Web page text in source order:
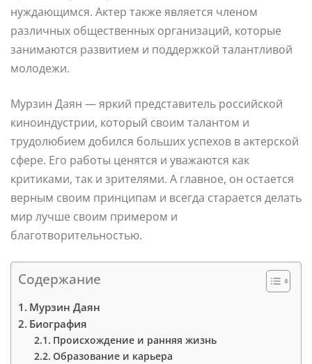
нуждающимся. Актер также является членом
различных общественных организаций, которые
занимаются развитием и поддержкой талантливой
молодежи.
Мурзин Даян — яркий представитель российской
киноиндустрии, который своим талантом и
трудолюбием добился больших успехов в актерской
сфере. Его работы ценятся и уважаются как
критиками, так и зрителями. А главное, он остается
верным своим принципам и всегда старается делать
мир лучше своим примером и
благотворительностью.
Содержание
Мурзин Даян
Биография
Происхождение и ранняя жизнь
Образование и карьера